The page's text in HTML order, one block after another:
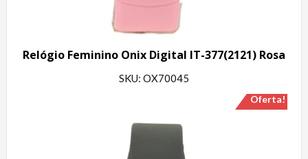
Relógio Feminino Onix Digital IT-377(2121) Rosa
SKU: OX70045
Oferta!